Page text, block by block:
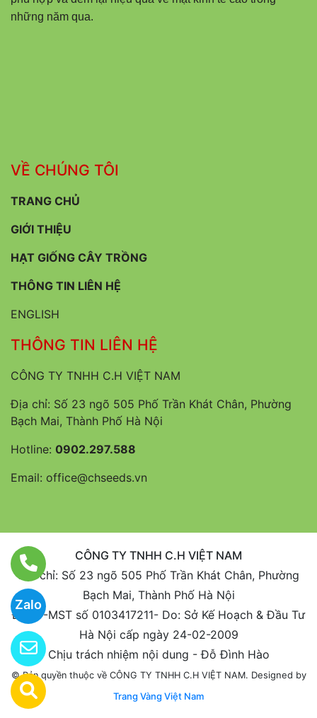
Zalo
những năm qua.
VỀ CHÚNG TÔI
TRANG CHỦ
GIỚI THIỆU
HẠT GIỐNG CÂY TRỒNG
THÔNG TIN LIÊN HỆ
ENGLISH
THÔNG TIN LIÊN HỆ
CÔNG TY TNHH C.H VIỆT NAM
Địa chỉ: Số 23 ngõ 505 Phố Trần Khát Chân, Phường
Bạch Mai, Thành Phố Hà Nội
Hotline: 0902.297.588
Email: office@chseeds.vn
CÔNG TY TNHH C.H VIỆT NAM
Địa chỉ: Số 23 ngõ 505 Phố Trần Khát Chân, Phường
Bạch Mai, Thành Phố Hà Nội
ĐKKD-MST số 0103417211- Do: Sở Kế Hoạch & Đầu Tư
Hà Nội cấp ngày 24-02-2009
Chịu trách nhiệm nội dung - Đỗ Đình Hào
© Bản quyền thuộc về CÔNG TY TNHH C.H VIỆT NAM. Designed by
Trang Vàng Việt Nam